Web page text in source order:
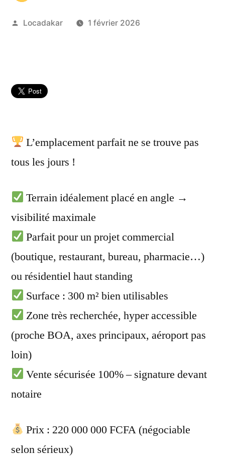
Publié
Locadakar 1 février 2026
L’emplacement parfait ne se trouve pas
tous les jours !
Terrain idéalement placé en angle →
visibilité maximale
Parfait pour un projet commercial
(boutique, restaurant, bureau, pharmacie…)
ou résidentiel haut standing
Surface : 300 m² bien utilisables
Zone très recherchée, hyper accessible
(proche BOA, axes principaux, aéroport pas
loin)
Vente sécurisée 100% – signature devant
notaire
Prix : 220 000 000 FCFA (négociable
selon sérieux)